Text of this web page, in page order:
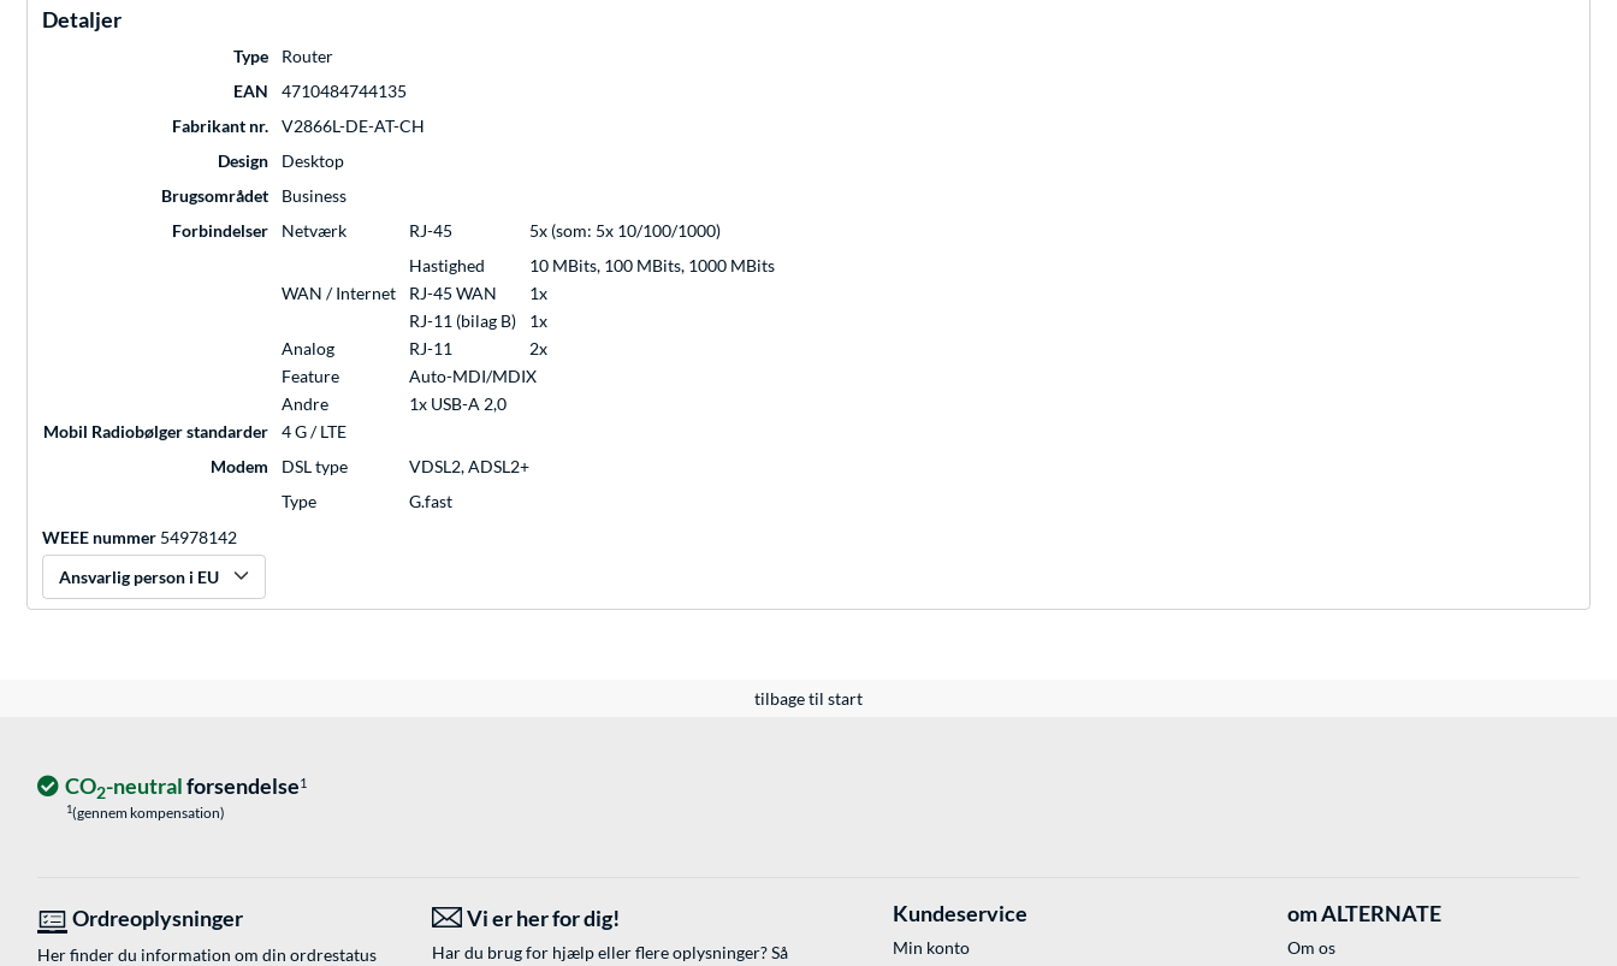
Detaljer
Type
Router
EAN
4710484744135
Fabrikant nr.
V2866L-DE-AT-CH
Design
Desktop
Brugsområdet
Business
Forbindelser
Netværk RJ-45
5x (som: 5x 10/100/1000)
Hastighed
10 MBits, 100 MBits, 1000 MBits
WAN / Internet
RJ-45 WAN
1x
RJ-11 (bilag B)
1x
Analog
RJ-11
2x
Feature
Auto-MDI/MDIX
Andre
1x USB-A 2,0
Mobil Radiobølger standarder
4 G / LTE
Modem
DSL type
VDSL2, ADSL2+
Type
G.fast
WEEE nummer 54978142
Ansvarlig person i EU
tilbage til start
CO2-neutralforsendelse1
1(gennem kompensation)
Ordreoplysninger
Her finder du information om din ordrestatus
Vi er her for dig!
Har du brug for hjælp eller flere oplysninger? Så
Kundeservice
Min konto
om ALTERNATE
Om os